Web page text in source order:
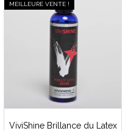
MEILLEURE VENTE !
ViviShine Brillance du Latex